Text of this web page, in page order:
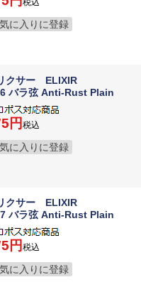
税込
に入りに登録
クサー ELIXIR
バラ弦 Anti-Rust Plain
税込
に入りに登録
クサー ELIXIR
バラ弦 Anti-Rust Plain
税込
に入りに登録